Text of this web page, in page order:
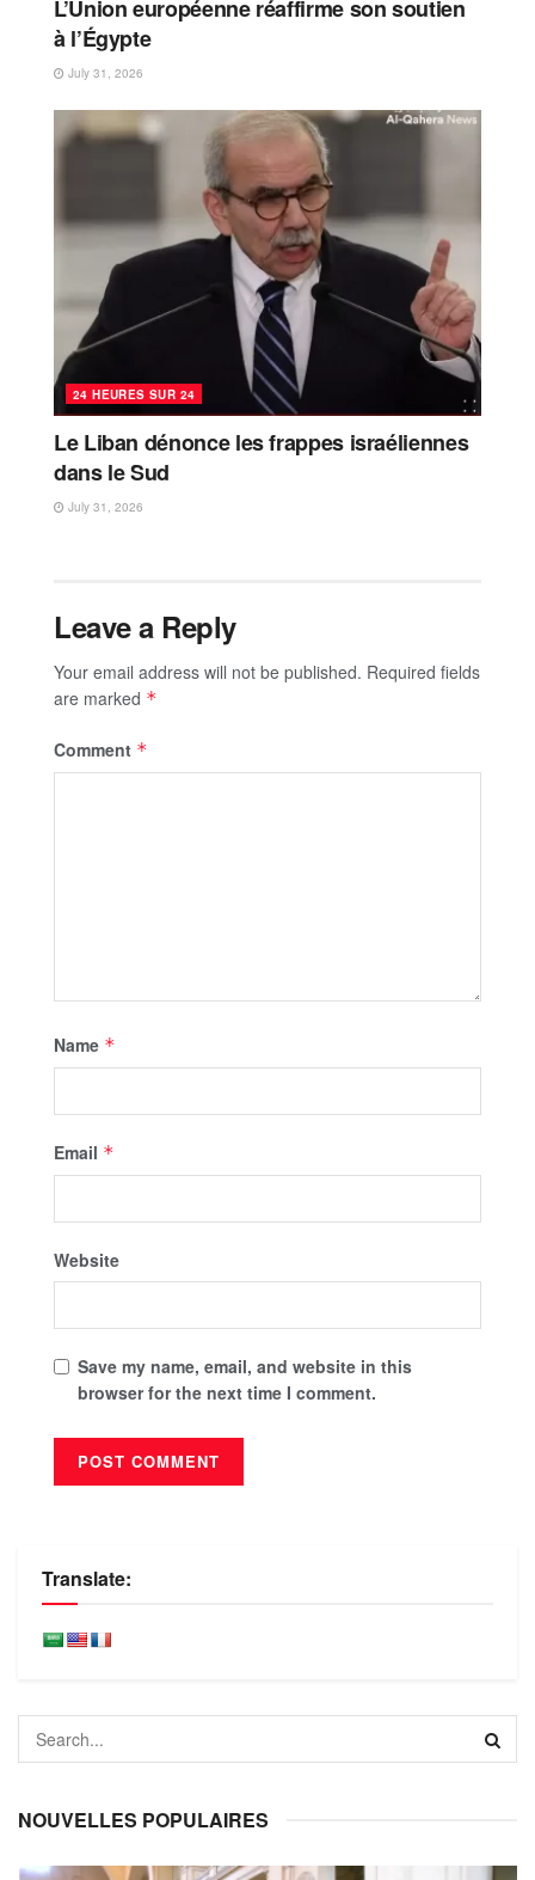
L’Union européenne réaffirme son soutien
à l’Égypte
July 31, 2026
24 HEURES SUR 24
Le Liban dénonce les frappes israéliennes
dans le Sud
July 31, 2026
Leave a Reply
Your email address will not be published. Required fields
are marked *
Comment *
Name *
Email *
Website
Save my name, email, and website in this
browser for the next time I comment.
Translate:
NOUVELLES POPULAIRES